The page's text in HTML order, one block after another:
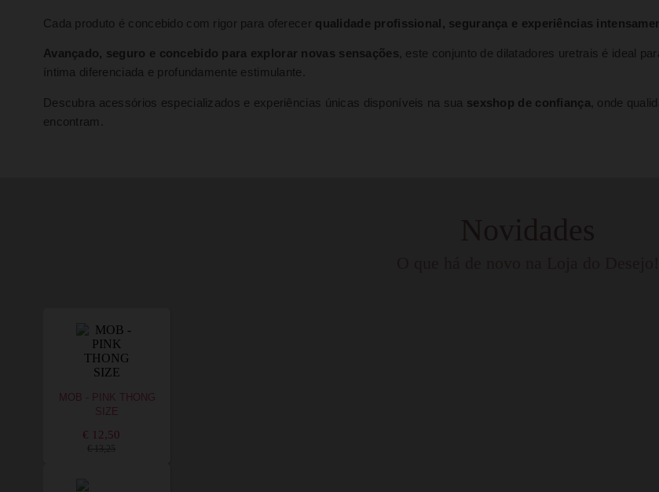
Cada produto é concebido com rigor para oferecer qualidade profissional, segurança e experiências
Avançado, seguro e concebido para explorar novas sensações, este conjunto de dilatadores uretrais é ideal
íntima diferenciada e profundamente estimulante.
Descubra acessórios especializados e experiências únicas disponíveis na sua sexshop de confiança, onde
encontram.
MOB - PINK THONG
SIZE
€ 12,50
€ 13,25